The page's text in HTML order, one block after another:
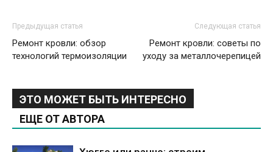
Предыдущая статья
Ремонт кровли: обзор
технологий термоизоляции
Следующая статья
Ремонт кровли: советы по
уходу за металлочерепицей
ЭТО МОЖЕТ БЫТЬ ИНТЕРЕСНО
ЕЩЕ ОТ АВТОРА